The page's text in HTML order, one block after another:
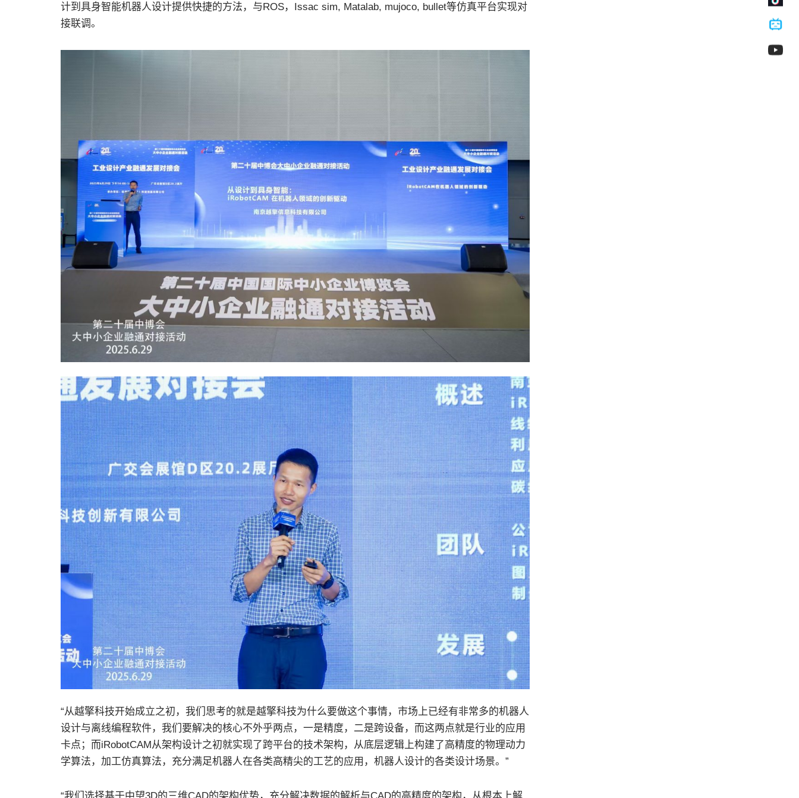
计到具身智能机器人设计提供快捷的方法，与ROS，Issac sim, Matalab, mujoco, bullet等仿真平台实现对
接联调。
“从越擎科技开始成立之初，我们思考的就是越擎科技为什么要做这个事情，市场上已经有非常多的机器人
设计与离线编程软件，我们要解决的核心不外乎两点，一是精度，二是跨设备，而这两点就是行业的应用
卡点；而iRobotCAM从架构设计之初就实现了跨平台的技术架构，从底层逻辑上构建了高精度的物理动力
学算法，加工仿真算法，充分满足机器人在各类高精尖的工艺的应用，机器人设计的各类设计场景。”